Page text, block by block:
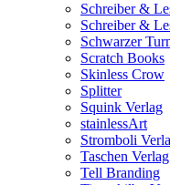
Schreiber &
Schreiber &
Schwarzer
Scratch Books
Skinless Crow
Splitter
Squink Verlag
stainlessArt
Stromboli
Taschen Verlag
Tell Branding